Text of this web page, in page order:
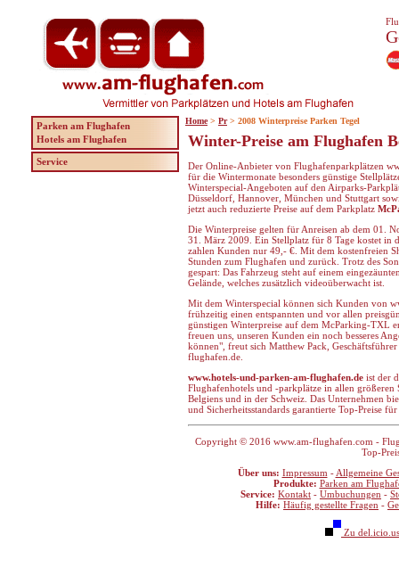
Winter-Preise am Flughafen
Der Online-Anbieter von Flughafenparkplätzen
für die Wintermonate besonders günstige
Winterspecial-Angeboten auf den Airparks-
Düsseldorf, Hannover, München und Stuttgart
jetzt auch reduzierte Preise auf dem Parkplatz
Die Winterpreise gelten für Anreisen ab dem 01.
31. März 2009. Ein Stellplatz für 8 Tage kostet in
zahlen Kunden nur 49,- €. Mit dem kostenfreien
Stunden zum Flughafen und zurück. Trotz des
gespart: Das Fahrzeug steht auf einem
Gelände, welches zusätzlich videoüberwacht ist.
Mit dem Winterspecial können sich Kunden von
frühzeitig einen entspannten und vor allen
günstigen Winterpreise auf dem McParking-TXL
freuen uns, unseren Kunden ein noch besseres
können", freut sich Matthew Pack,
flughafen.de.
www.hotels-und-parken-am-flughafen.de ist der
Flughafenhotels und -parkplätze in allen größeren
Belgiens und in der Schweiz. Das Unternehmen
und Sicherheitsstandards garantierte Top-Preise
Copyright © 2016 www.am-flughafen.com -
Top-
Über uns: Impressum - Allgemeine
Produkte: Parken am
Service: Kontakt - Umbuchungen -
Hilfe: Häufig gestellte Fragen -
Zu
Parken am Flughafen
Hotels am Flughafen
Service
Home > Pr > 2008 Winterpreise Parken Tegel